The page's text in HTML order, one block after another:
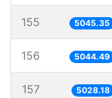
155 5045.35
156 5044.49
157 5028.18